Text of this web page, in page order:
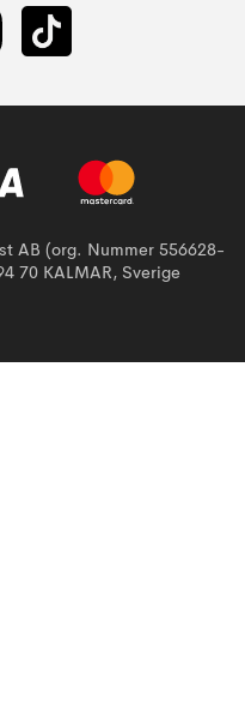
AB (org. Nummer 556628-
70 KALMAR, Sverige